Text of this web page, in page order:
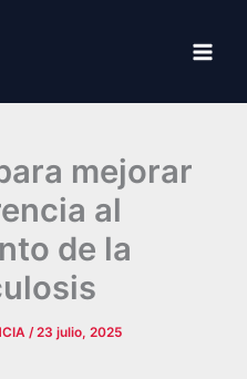
mejorar
al
de la
/23 julio, 2025